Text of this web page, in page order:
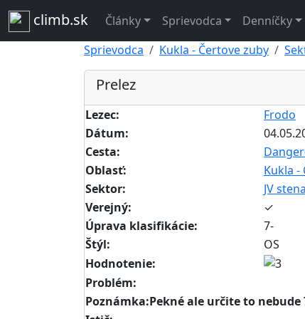
climb.sk Články Sprievodca Denníčky
Sprievodca
Kukla - Čertove zuby
Prelez
Lezec:
Frodo
Dátum:
Cesta:
Oblasť:
Kukla -
Sektor:
JV stena
Verejný:
✓
Úprava klasifikácie:
7-
Štýl:
OS
Hodnotenie:
Problém:
Poznámka:Pekné ale určite to nebude